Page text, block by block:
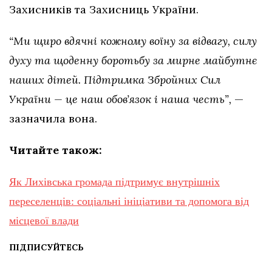
Захисників та Захисниць України.
“Ми щиро вдячні кожному воїну за відвагу, силу
духу та щоденну боротьбу за мирне майбутнє
наших дітей. Підтримка Збройних Сил
України — це наш обовʼязок і наша честь”, —
зазначила вона.
Читайте також:
Як Лихівська громада підтримує внутрішніх
переселенців: соціальні ініціативи та допомога від
місцевої влади
ПІДПИСУЙТЕСЬ